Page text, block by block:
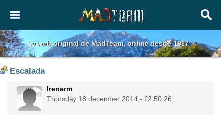
La web original de MadTeam, online desde 1997
Escalada
Irenerm
Thursday 18 december 2014 - 22:50:26